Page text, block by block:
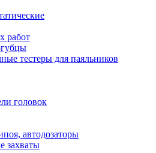
работ
тестеры для паяльников
головок
автодозаторы
захваты